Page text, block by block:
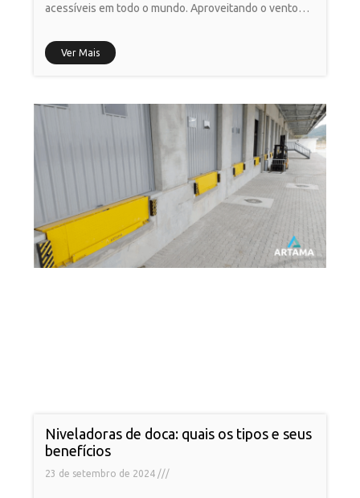
acessíveis em todo o mundo. Aproveitando o vento
Ver Mais
Niveladoras de doca: quais os tipos e seus
benefícios
23 de setembro de 2024